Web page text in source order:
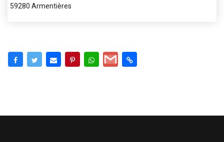
59280 Armentières